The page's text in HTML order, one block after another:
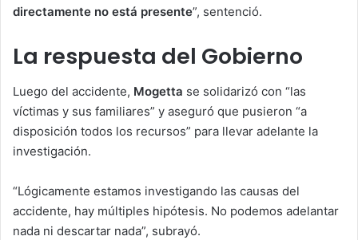
directamente no está presente”, sentenció.
La respuesta del Gobierno
Luego del accidente, Mogetta se solidarizó con “las
víctimas y sus familiares” y aseguró que pusieron “a
disposición todos los recursos” para llevar adelante la
investigación.
“Lógicamente estamos investigando las causas del
accidente, hay múltiples hipótesis. No podemos adelantar
nada ni descartar nada”, subrayó.